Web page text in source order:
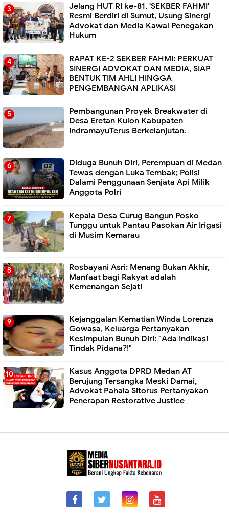
Jelang HUT RI ke-81, 'SEKBER FAHMI'
Resmi Berdiri di Sumut, Usung Sinergi
Advokat dan Media Kawal Penegakan
Hukum
RAPAT KE-2 SEKBER FAHMI: PERKUAT
SINERGI ADVOKAT DAN MEDIA, SIAP
BENTUK TIM AHLI HINGGA
PENGEMBANGAN APLIKASI
Pembangunan Proyek Breakwater di
Desa Eretan Kulon Kabupaten
IndramayuTerus Berkelanjutan.
Diduga Bunuh Diri, Perempuan di Medan
Tewas dengan Luka Tembak; Polisi
Dalami Penggunaan Senjata Api Milik
Anggota Polri
Kepala Desa Curug Bangun Posko
Tunggu untuk Pantau Pasokan Air Irigasi
di Musim Kemarau
Rosbayani Asri: Menang Bukan Akhir,
Manfaat bagi Rakyat adalah
Kemenangan Sejati
Kejanggalan Kematian Winda Lorenza
Gowasa, Keluarga Pertanyakan
Kesimpulan Bunuh Diri: "Ada Indikasi
Tindak Pidana?!"
Kasus Anggota DPRD Medan AT
Berujung Tersangka Meski Damai,
Advokat Pahala Sitorus Pertanyakan
Penerapan Restorative Justice